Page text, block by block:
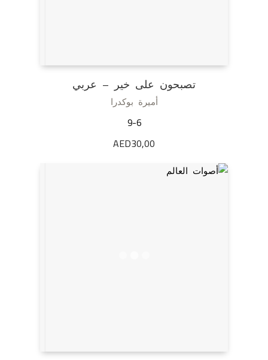
تصبحون على خير – عربي
أميرة بوكدرا
9-6
AED30,00